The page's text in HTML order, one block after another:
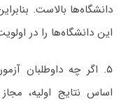
دانشگاه‌ها بالاست.
این دانشگاه‌ها را در
۵. اگر چه داوطلبان
اساس نتایج اولیه،